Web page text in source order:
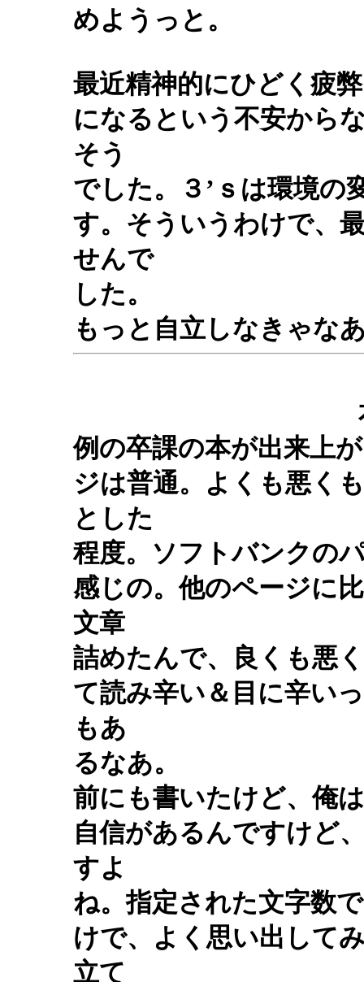
めようっと。
最近精神的にひどく疲
になるという不安から
そう
でした。３’ｓは環境の
す。そういうわけで、
せんで
した。
もっと自立しなきゃな
例の卒課の本が出来上
ジは普通。よくも悪く
とした
程度。ソフトバンクの
感じの。他のページに
文章
詰めたんで、良くも悪
て読み辛い＆目に辛い
もあ
るなあ。
前にも書いたけど、俺
自信があるんですけど
すよ
ね。指定された文字数
けで、よく思い出して
立て